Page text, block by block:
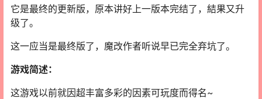
它是最终的更新版，原本讲好上一版本完结了，結果又升
级了。
这一应当是最终版了，魔改作者听说早已完全弃坑了。
游戏简述：
这游戏以前就因超丰富多彩的因素可玩度而得名~